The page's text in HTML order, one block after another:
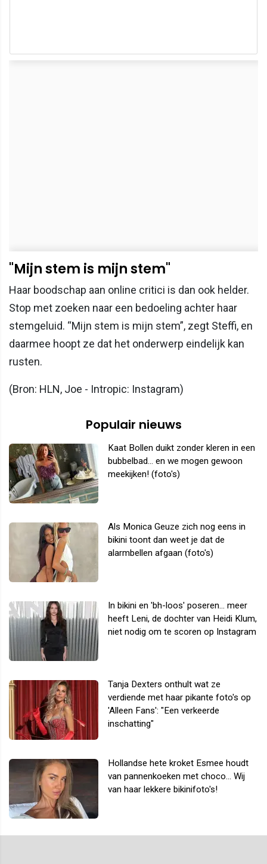
"Mijn stem is mijn stem"
Haar boodschap aan online critici is dan ook helder.
Stop met zoeken naar een bedoeling achter haar
stemgeluid. “Mijn stem is mijn stem”, zegt Steffi, en
daarmee hoopt ze dat het onderwerp eindelijk kan
rusten.
(Bron: HLN, Joe - Intropic: Instagram)
Populair nieuws
Kaat Bollen duikt zonder kleren in een
bubbelbad... en we mogen gewoon
meekijken! (foto's)
Als Monica Geuze zich nog eens in
bikini toont dan weet je dat de
alarmbellen afgaan (foto's)
In bikini en 'bh-loos' poseren... meer
heeft Leni, de dochter van Heidi Klum,
niet nodig om te scoren op Instagram
Tanja Dexters onthult wat ze
verdiende met haar pikante foto's op
'Alleen Fans': "Een verkeerde
inschatting"
Hollandse hete kroket Esmee houdt
van pannenkoeken met choco... Wij
van haar lekkere bikinifoto's!